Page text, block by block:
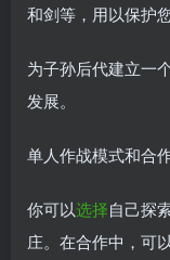
和剑等，用以保护
为子孙后代建立一
发展。
单人作战模式和合
你可以选择自己探
庄。在合作中，可